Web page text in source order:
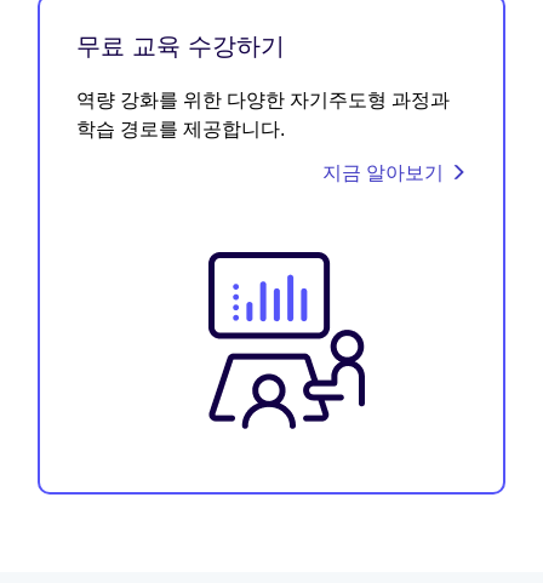
무료 교육 수강하기
역량 강화를 위한 다양한 자기주도형 과정과
학습 경로를 제공합니다.
지금 알아보기